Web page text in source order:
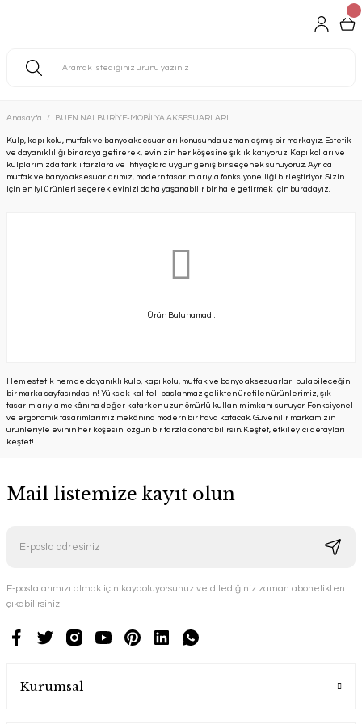
Anasayfa BUEN NALBURİYE-MOBİLYA AKSESUARLARI
Kulp, kapı kolu, mutfak ve banyo aksesuarları konusunda uzmanlaşmış bir markayız. Estetik
ve dayanıklılığı bir araya getirerek, evinizin her köşesine şıklık katıyoruz. Kapı kolları ve
kulplarımızda farklı tarzlara ve ihtiyaçlara uygun geniş bir seçenek sunuyoruz. Ayrıca
mutfak ve banyo aksesuarlarımız, modern tasarımlarıyla fonksiyonelliği birleştiriyor. Sizin
için en iyi ürünleri seçerek evinizi daha yaşanabilir bir hale getirmek için buradayız.
Ürün Bulunamadı.
Hem estetik hem de dayanıklı kulp, kapı kolu, mutfak ve banyo aksesuarları bulabileceğin
bir marka sayfasındasın! Yüksek kaliteli paslanmaz çelikten üretilen ürünlerimiz, şık
tasarımlarıyla mekânına değer katarken uzun ömürlü kullanım imkanı sunuyor. Fonksiyonel
ve ergonomik tasarımlarımız mekânına modern bir hava katacak. Güvenilir markamızın
ürünleriyle evinin her köşesini özgün bir tarzla donatabilirsin. Keşfet, etkileyici detayları
keşfet!
Mail listemize kayıt olun
E-postalarımızı almak için kaydoluyorsunuz ve dilediğiniz zaman abonelikten
çıkabilirsiniz.
Kurumsal